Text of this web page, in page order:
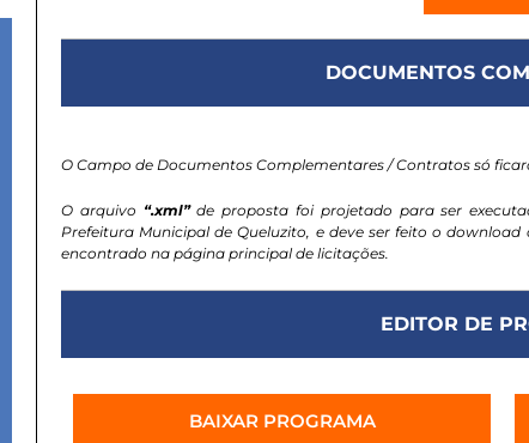
DOCUMENTOS
O Campo de Documentos Complementares / Contratos só
O arquivo “.xml”de proposta foi projetado para ser
Prefeitura Municipal de Queluzito, e deve ser feito o
encontrado na página principal de licitações.
EDITOR DE
BAIXAR PROGRAMA